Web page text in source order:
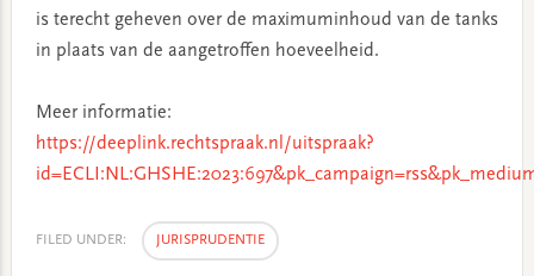
is terecht geheven over de maximuminhoud van de tanks
in plaats van de aangetroffen hoeveelheid.
Meer informatie:
https://deeplink.rechtspraak.nl/uitspraak?
FILED UNDER: JURISPRUDENTIE